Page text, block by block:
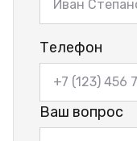
Телефон
Ваш вопрос